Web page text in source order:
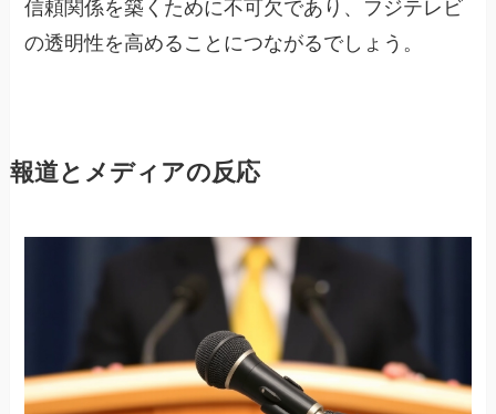
信頼関係を築くために不可欠であり、フジテレビ
の透明性を高めることにつながるでしょう。
報道とメディアの反応